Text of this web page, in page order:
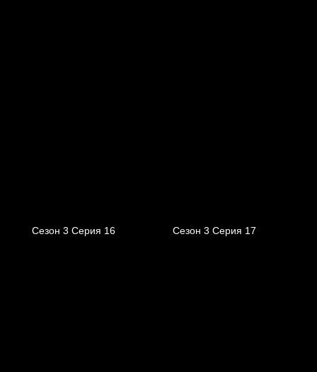
Сезон 3 Серия 16 Сезон 3 Серия 17